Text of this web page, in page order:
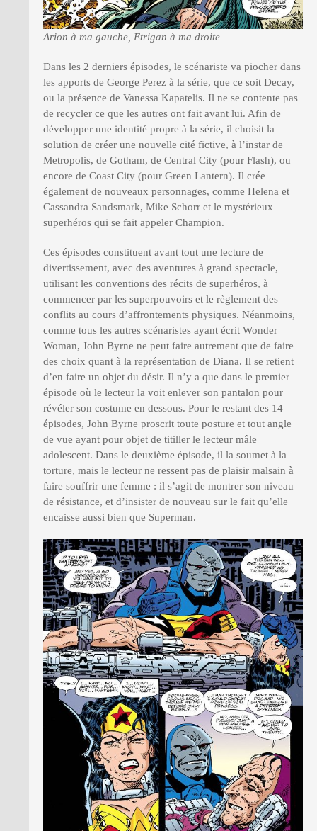
Arion à ma gauche, Etrigan à ma droite
Dans les 2 derniers épisodes, le scénariste va piocher dans
les apports de George Perez à la série, que ce soit Decay,
ou la présence de Vanessa Kapatelis. Il ne se contente pas
de recycler ce que les autres ont fait avant lui. Afin de
développer une identité propre à la série, il choisit la
solution de créer une nouvelle cité fictive, à l’instar de
Metropolis, de Gotham, de Central City (pour Flash), ou
encore de Coast City (pour Green Lantern). Il crée
également de nouveaux personnages, comme Helena et
Cassandra Sandsmark, Mike Schorr et le mystérieux
superhéros qui se fait appeler Champion.
Ces épisodes constituent avant tout une lecture de
divertissement, avec des aventures à grand spectacle,
utilisant les conventions des récits de superhéros, à
commencer par les superpouvoirs et le règlement des
conflits au cours d’affrontements physiques. Néanmoins,
comme tous les autres scénaristes ayant écrit Wonder
Woman, John Byrne ne peut faire autrement que de faire
des choix quant à la représentation de Diana. Il se retient
d’en faire un objet du désir. Il n’y a que dans le premier
épisode où le lecteur la voit enlever son pantalon pour
révéler son costume en dessous. Pour le restant des 14
épisodes, John Byrne proscrit toute posture et tout angle
de vue ayant pour objet de titiller le lecteur mâle
adolescent. Dans le deuxième épisode, il la soumet à la
torture, mais le lecteur ne ressent pas de plaisir malsain à
faire souffrir une femme : il s’agit de montrer son niveau
de résistance, et d’insister de nouveau sur le fait qu’elle
encaisse aussi bien que Superman.